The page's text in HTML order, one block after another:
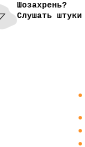
Шозахрень?
Слушать штуки